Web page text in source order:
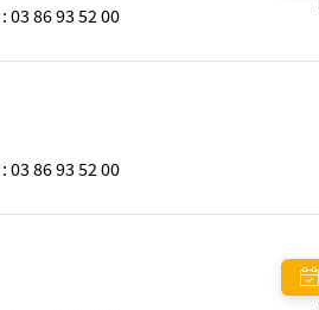
:03 86 93 52 00
:03 86 93 52 00